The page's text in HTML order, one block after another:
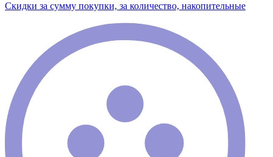
Скидки за сумму покупки, за количество, накопительные